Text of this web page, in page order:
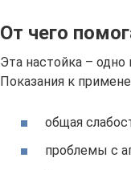
От чего
Эта настойка –
Показания к
общая
проблемы с